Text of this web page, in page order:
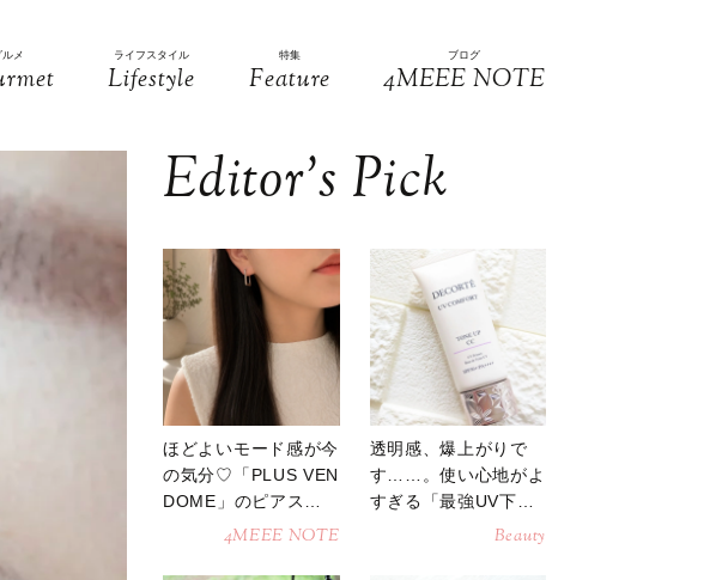
ルメ ライフスタイル
Lifestyle
特集
Feature
ブログ
4MEEE NOTE
Editor’s Pick
ほどよいモード感が今
の気分♡「PLUS VEN
DOME」のピアスが
4MEEE NOTE
透明感、爆上がりで
す……。使い心地がよ
すぎる「最強UV下
Beauty